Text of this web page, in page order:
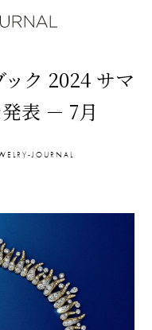
ク 2024 サマ
表 － 7月
JOURNAL